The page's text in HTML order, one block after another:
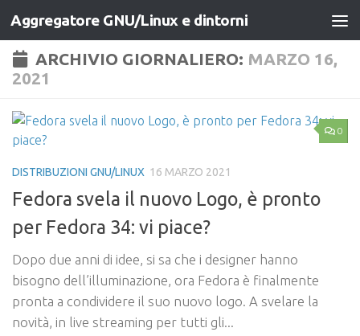
Salta al contenuto
Aggregatore GNU/Linux e dintorni
ARCHIVIO GIORNALIERO: MARZO 16,
2021
0
DISTRIBUZIONI GNU/LINUX 16 MARZO 2021
Fedora svela il nuovo Logo, è pronto
per Fedora 34: vi piace?
Dopo due anni di idee, si sa che i designer hanno
bisogno dell’illuminazione, ora Fedora è finalmente
pronta a condividere il suo nuovo logo. A svelare la
novità, in live streaming per tutti gli...